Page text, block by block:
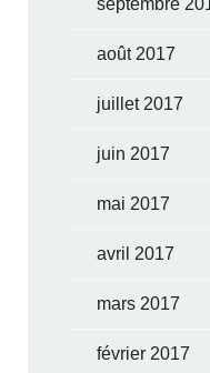
août 2017
juillet 2017
juin 2017
mai 2017
avril 2017
mars 2017
février 2017